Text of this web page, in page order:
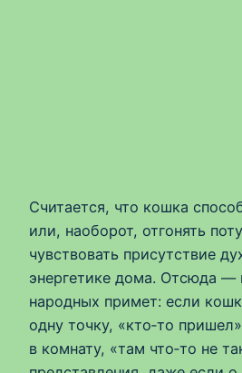
Считается, что кошка
или, наоборот, отгонять
чувствовать присутствие
энергетике дома. Отсюда —
народных примет: если
одну точку, «кто‑то
в комнату, «там что‑то не